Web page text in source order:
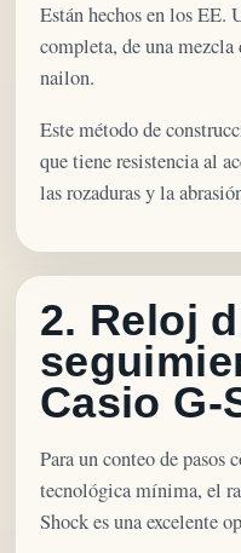
Están hechos en los EE.
completa, de una
nailon.
Este método de
que tiene resistencia al
las rozaduras y la
2. Reloj
Casio G-
Para un conteo de pasos
tecnológica mínima, el
Shock es una excelente